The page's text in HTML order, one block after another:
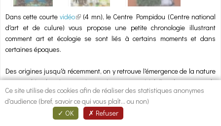
Dans cette courte vidéo(link is external)
(4 mn), le Centre Pompidou (Centre national
d'art et de culure) vous propose une petite chronologie illustrant
comment art et écologie se sont liés à certains moments et dans
certaines époques.
Des origines jusqu'à récemment, on y retrouve l'émergence de la nature
comme objet de science mais aussi comme matériel d'art, les aspects de
l'environnement qui ont inspiré et séduit les artistes.
Ce site utilise des cookies afin de réaliser des statistiques anonymes
d'audience (bref, savoir ce qui vous plaît... ou non)
OK
Refuser